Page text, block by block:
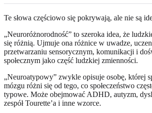
Te słowa częściowo się pokrywają, ale nie są
„Neuroróżnorodność” to szeroka idea, że
się różnią. Ujmuje ona różnice w uwadze,
przetwarzaniu sensorycznym, komunikacji i
społecznym jako część ludzkiej zmienności.
„Neuroatypowy” zwykle opisuje osobę, której
mózgu różni się od tego, co społeczeństwo
typowe. Może obejmować ADHD, autyzm,
zespół Tourette’a i inne wzorce.